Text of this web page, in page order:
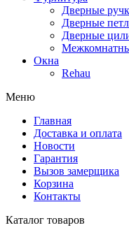
Дверные
Дверные
Дверные
Окна
Rehau
Меню
Главная
Доставка и оплата
Новости
Гарантия
Вызов замерщика
Корзина
Контакты
Каталог товаров